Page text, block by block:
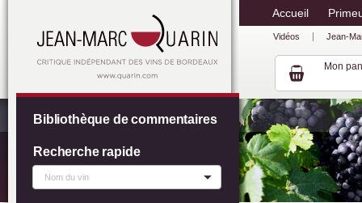
Accueil
Vidéos Jean-
Mon
Bibliothèque de commentaires
Recherche rapide